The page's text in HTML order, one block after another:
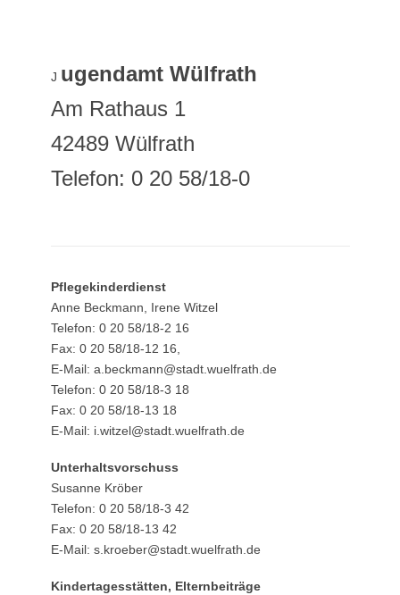
J ugendamt Wülfrath
Am Rathaus 1
42489 Wülfrath
Telefon: 0 20 58/18-0
Pflegekinderdienst
Anne Beckmann, Irene Witzel
Telefon: 0 20 58/18-2 16
Fax: 0 20 58/18-12 16,
E-Mail: a.beckmann@stadt.wuelfrath.de
Telefon: 0 20 58/18-3 18
Fax: 0 20 58/18-13 18
E-Mail: i.witzel@stadt.wuelfrath.de
Unterhaltsvorschuss
Susanne Kröber
Telefon: 0 20 58/18-3 42
Fax: 0 20 58/18-13 42
E-Mail: s.kroeber@stadt.wuelfrath.de
Kindertagesstätten, Elternbeiträge